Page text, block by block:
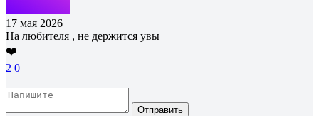
17 мая 2026
На любителя , не держится увы
❤️
2 0
Отправить